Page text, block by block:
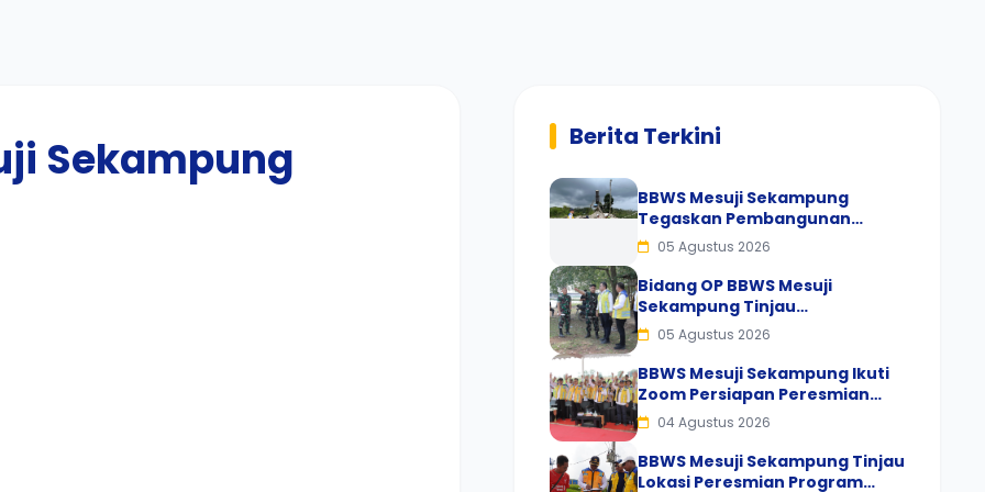
Bendungan BBWS Mesuji
Sekampung
Sekampung Berita Terkini
BBWS Mesuji Sekampung
Tegaskan Pembangunan
Pengaman Pantai Mandiri
Sejati Sesuai Spesifikasi dan
Standar Mutu
05 Agustus 2026
Bidang OP BBWS Mesuji
Sekampung Tinjau
Pembersihan Gulma
Bendungan Way Rarem
05 Agustus 2026
BBWS Mesuji Sekampung Ikuti
Zoom Persiapan Peresmian
Program Inpres Nomor 2 Tahun
2025
04 Agustus 2026
BBWS Mesuji Sekampung Tinjau
Lokasi Peresmian Program